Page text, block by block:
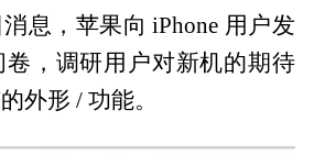
息，苹果向 iPhone 用户发
，调研用户对新机的期待
外形 / 功能。